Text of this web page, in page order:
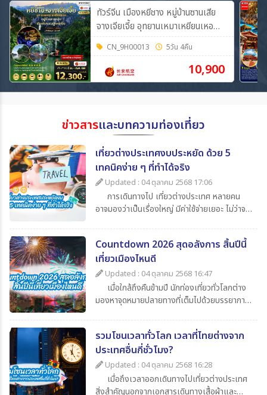
ทัวร์จีน เมืองหยีชาง หมู่บ้านซานเสีย
จางเจียเจี้ย อุทยานเหมาเหยียนเหอ
เมืองโบราณฝูหรงเจิ้น 5วัน 4คืน *เข้า
ร้าน* (9H)
CN_9H00013 5วัน 4คืน
10,900
ข่าวสารและบทความท่องเที่ยว
เที่ยวต่างประเทศงบประหยัด ด้วย 5
เทคนิคง่าย ๆ ที่ทำได้จริง
Updated : 04 ตุลาคม 2568 17:06
การเดินทางไป เที่ยวต่างประเทศ หลายคน
อาจมองว่าเป็นเรื่องใหญ่ มีค่าใช้จ่ายเยอะ ไม่ว่าจะ
ดี ๆ ก็สามารถไป เที่ยวต่างประเทศในราคาสบาย
กระเป๋า วันนี้ 365Travel(ทัวร์ 365 วัน) ขอนำ
เสนอ 5 เทคนิคเที่ยวต่างประเทศแบบประหยัด ที่
จะช่วยให้นักท่องเที่ยวทุกคนสามารถไปเปิด
ประสบการณ์ใหม่ ๆ ได้อย่างคุ้มค่า
Countdown 2026 สุดอลังการ สิ้นปีนี้
เที่ยวเมืองไหนดี
Updated : 04 ตุลาคม 2568 16:47
เมื่อใกล้ถึงคืนข้ามปี นักท่องเที่ยวทั่วโลกต่าง
มองหาจุดหมายปลายทางที่เต็มไปด้วยบรรยากาศ
365Travel(ทัวร์365วัน) มี 4 ประเทศน่าไป เคา
นต์ดาวน์ 2026 ที่ไม่ควรพลาดมาแนะนำ
รวมโซนเวลาทั่วโลก เวลาที่ไทยต่างจาก
ประเทศอื่นกี่ชั่วโมง?
Updated : 04 ตุลาคม 2568 16:28
เมื่อถึงเวลาออกเดินทางไปเที่ยวต่างประเทศ
สิ่งสำคัญนอกจากเอกสารเดินทางเสื้อผ้าและ